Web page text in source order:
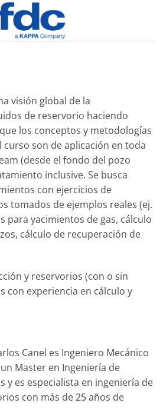
visión global de la
de reservorio haciendo
los conceptos y metodologías
curso son de aplicación en toda
(desde el fondo del pozo
inclusive. Se busca
con ejercicios de
tomados de ejemplos reales (ej.
para yacimientos de gas, cálculo
cálculo de recuperación de
y reservorios (con o sin
con experiencia en cálculo y
Canel es Ingeniero Mecánico
Master en Ingeniería de
y es especialista en ingeniería de
con más de 25 años de